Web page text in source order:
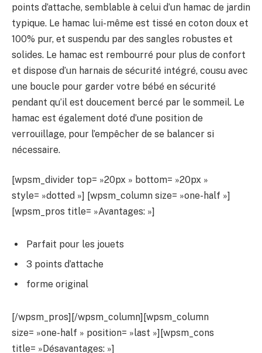
points d’attache, semblable à celui d’un hamac de jardin
typique. Le hamac lui-même est tissé en coton doux et
100% pur, et suspendu par des sangles robustes et
solides. Le hamac est rembourré pour plus de confort
et dispose d’un harnais de sécurité intégré, cousu avec
une boucle pour garder votre bébé en sécurité
pendant qu’il est doucement bercé par le sommeil. Le
hamac est également doté d’une position de
verrouillage, pour l’empêcher de se balancer si
nécessaire.
[wpsm_divider top= »20px » bottom= »20px »
style= »dotted »] [wpsm_column size= »one-half »]
[wpsm_pros title= »Avantages: »]
Parfait pour les jouets
3 points d’attache
forme original
[/wpsm_pros][/wpsm_column][wpsm_column
size= »one-half » position= »last »][wpsm_cons
title= »Désavantages: »]